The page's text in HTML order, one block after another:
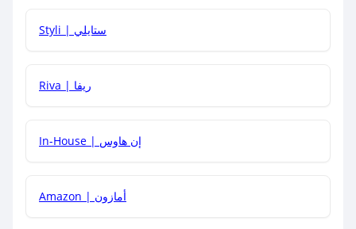
هل يمكنني جمع كود خصم مع العروض الأخرى؟
Styli | ستايلي
Riva | ريفا
In-House | إن هاوس
Amazon | أمازون